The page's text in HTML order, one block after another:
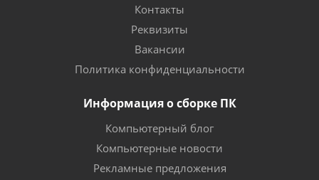
Контакты
Реквизиты
Вакансии
Политика конфиденциальности
Информация о сборке ПК
Компьютерный блог
Компьютерные новости
Рекламные предложения